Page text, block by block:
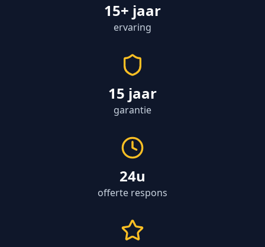
15+ jaar
ervaring
15 jaar
garantie
24u
offerte respons